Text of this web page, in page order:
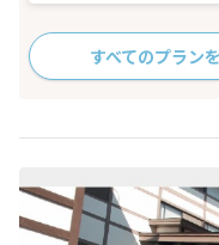
すべてのプラン